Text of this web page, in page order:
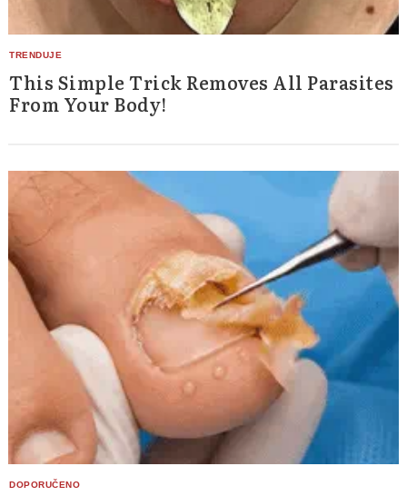
This Simple Trick Removes All Parasites
From Your Body!
for: